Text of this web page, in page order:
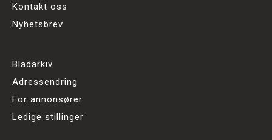
Kontakt oss
Nyhetsbrev
Bladarkiv
Adressendring
For annonsører
Ledige stillinger